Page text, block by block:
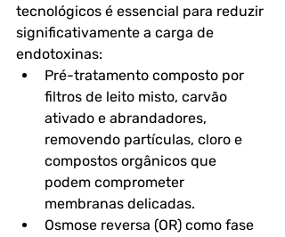
tecnológicos é essencial para reduzir
significativamente a carga de
endotoxinas:
Pré-tratamento composto por
filtros de leito misto, carvão
ativado e abrandadores,
removendo partículas, cloro e
compostos orgânicos que
podem comprometer
membranas delicadas.
Osmose reversa (OR) como fase